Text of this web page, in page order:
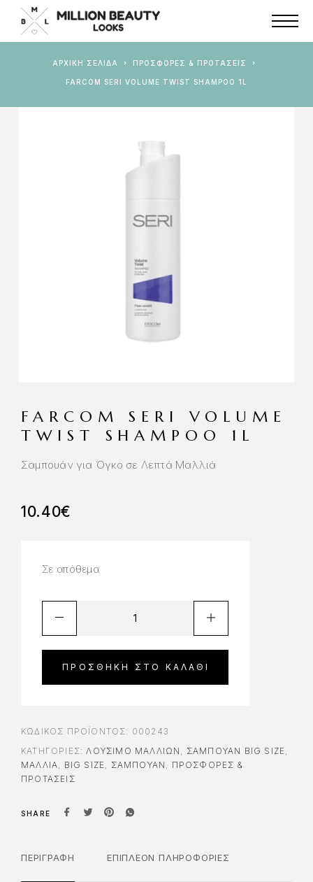
ΑΡΧΙΚΉ ΣΕΛΊΔΑ ΠΡΟΣΦΟΡΕΣ & ΠΡΟΤΑΣΕΙΣ
FARCOM SERI VOLUME TWIST SHAMPOO 1L
FARCOM SERI VOLUME
TWIST SHAMPOO 1L
Σαμπουάν για Όγκο σε Λεπτά Μαλλιά
10.40€
Σε απόθεμα
ΠΡΟΣΘΉΚΗ ΣΤΟ ΚΑΛΆΘΙ
ΚΩΔΙΚΌΣ ΠΡΟΪΌΝΤΟΣ: 000243
ΚΑΤΗΓΟΡΊΕΣ:ΛΟΎΣΙΜΟ ΜΑΛΛΙΏΝ , ΣΑΜΠΟΥΆΝ BIG SIZE,
ΜΑΛΛΙΑ, BIG SIZE, ΣΑΜΠΟΥΆΝ , ΠΡΟΣΦΟΡΕΣ &
ΠΡΟΤΑΣΕΙΣ
SHARE
ΠΕΡΙΓΡΑΦΉ ΕΠΙΠΛΈΟΝ ΠΛΗΡΟΦΟΡΊΕΣ